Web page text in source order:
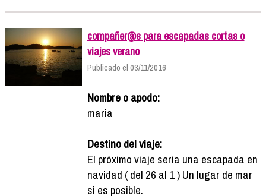
compañer@s para escapadas cortas o
viajes verano
Publicado el 03/11/2016
Nombre o apodo:
maria
Destino del viaje:
El próximo viaje seria una escapada en
navidad ( del 26 al 1 ) Un lugar de mar
si es posible.